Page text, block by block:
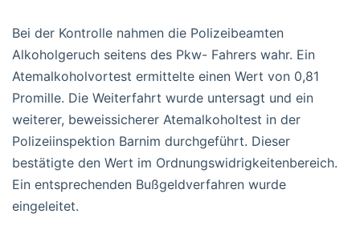
Bei der Kontrolle nahmen die Polizeibeamten
Alkoholgeruch seitens des Pkw- Fahrers wahr. Ein
Atemalkoholvortest ermittelte einen Wert von 0,81
Promille. Die Weiterfahrt wurde untersagt und ein
weiterer, beweissicherer Atemalkoholtest in der
Polizeiinspektion Barnim durchgeführt. Dieser
bestätigte den Wert im Ordnungswidrigkeitenbereich.
Ein entsprechenden Bußgeldverfahren wurde
eingeleitet.